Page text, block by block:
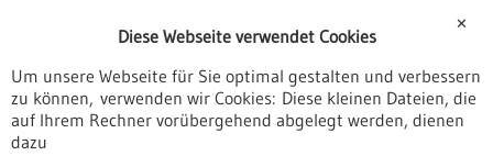
Beratungsgutscheine Gesundheitswirtschaft
Asien
Förderprogramm, Förderung durch:Bundesministerium für
Wirtschaft und Energie,
✕
Diese Webseite verwendet Cookies
Um unsere Webseite für Sie optimal gestalten und verbessern
zu können, verwenden wir Cookies: Diese kleinen Dateien, die
auf Ihrem Rechner vorübergehend abgelegt werden, dienen
dazu